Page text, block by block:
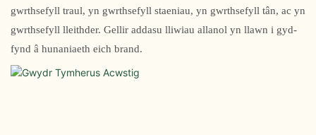
gwrthsefyll traul, yn gwrthsefyll staeniau, yn gwrthsefyll tân, ac yn
gwrthsefyll lleithder. Gellir addasu lliwiau allanol yn llawn i gyd-
fynd â hunaniaeth eich brand.